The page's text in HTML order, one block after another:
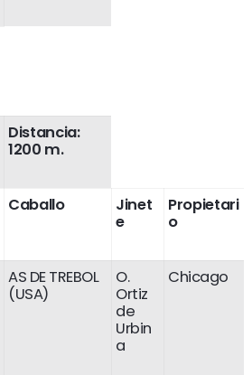
Distancia:
1200 m.
Caballo
Jinet
e
Propietari
o
AS DE TREBOL
(USA)
O.
Ortiz
de
Urbin
a
Chicago